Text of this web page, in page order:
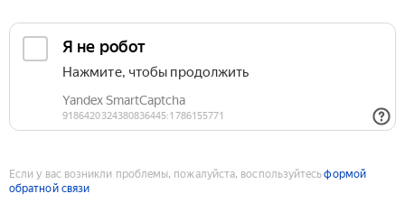
Если у вас возникли проблемы, пожалуйста, воспользуйтесьформой
обратной связи